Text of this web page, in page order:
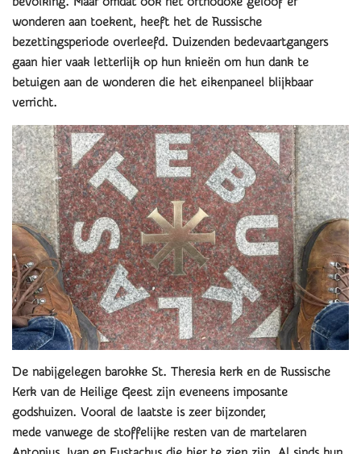
wonderen aan toekent, heeft het de Russische
bezettingsperiode overleefd. Duizenden bedevaartgangers
gaan hier vaak letterlijk op hun knieën om hun dank te
betuigen aan de wonderen die het eikenpaneel blijkbaar
verricht.
De nabijgelegen barokke St. Theresia kerk en de Russische
Kerk van de Heilige Geest zijn eveneens imposante
godshuizen. Vooral de laatste is zeer bijzonder,
mede vanwege de stoffelijke resten van de martelaren